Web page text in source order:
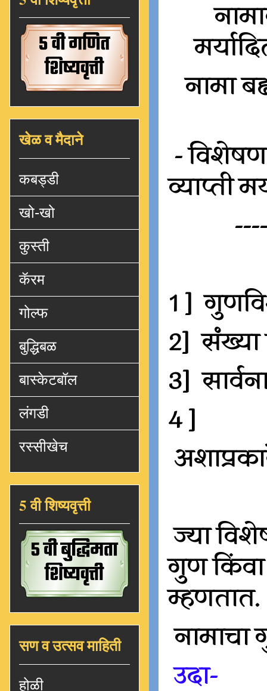
नामा
- विशेषण
व्याप्ती
1 ]
2]
3]
4 ]
ज्या
गुण
म्हणतात.
नामाचा
उदा-
खेळ व मैदाने
कबड्डी
खो-खो
कुस्ती
कॅरम
गोल्फ
बुद्धिबळ
बास्केटबॉल
लंगडी
रस्सीखेच
5 वी शिष्यवृत्ती
सण व उत्सव माहिती
होळी